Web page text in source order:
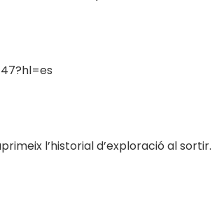
l’historial d’exploració al sortir.